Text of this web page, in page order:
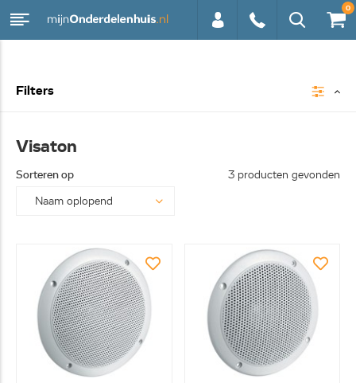
0
Filters
Visaton
Sorteren op 3 producten gevonden